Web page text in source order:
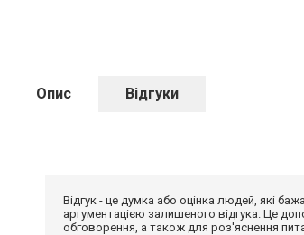
Опис Відгуки
Відгук - це думка або оцінка людей, які
аргументацією залишеного відгука. Це
обговорення, а також для роз'яснення